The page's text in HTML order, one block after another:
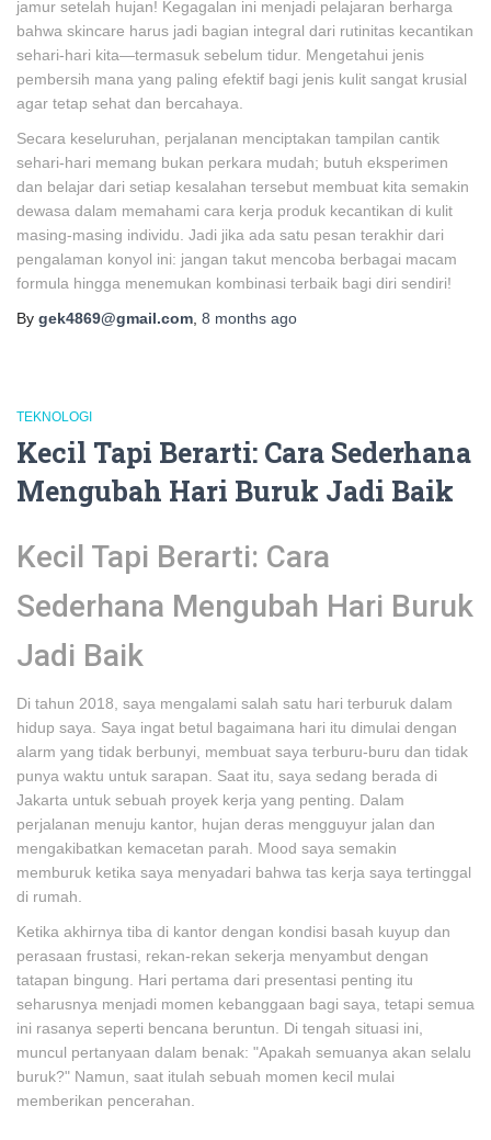
jamur setelah hujan! Kegagalan ini menjadi pelajaran berharga
bahwa skincare harus jadi bagian integral dari rutinitas kecantikan
sehari-hari kita—termasuk sebelum tidur. Mengetahui jenis
pembersih mana yang paling efektif bagi jenis kulit sangat krusial
agar tetap sehat dan bercahaya.
Secara keseluruhan, perjalanan menciptakan tampilan cantik
sehari-hari memang bukan perkara mudah; butuh eksperimen
dan belajar dari setiap kesalahan tersebut membuat kita semakin
dewasa dalam memahami cara kerja produk kecantikan di kulit
masing-masing individu. Jadi jika ada satu pesan terakhir dari
pengalaman konyol ini: jangan takut mencoba berbagai macam
formula hingga menemukan kombinasi terbaik bagi diri sendiri!
By gek4869@gmail.com 8 months ago
TEKNOLOGI
Kecil Tapi Berarti: Cara Sederhana
Mengubah Hari Buruk Jadi Baik
Kecil Tapi Berarti: Cara
Sederhana Mengubah Hari Buruk
Jadi Baik
Di tahun 2018, saya mengalami salah satu hari terburuk dalam
hidup saya. Saya ingat betul bagaimana hari itu dimulai dengan
alarm yang tidak berbunyi, membuat saya terburu-buru dan tidak
punya waktu untuk sarapan. Saat itu, saya sedang berada di
Jakarta untuk sebuah proyek kerja yang penting. Dalam
perjalanan menuju kantor, hujan deras mengguyur jalan dan
mengakibatkan kemacetan parah. Mood saya semakin
memburuk ketika saya menyadari bahwa tas kerja saya tertinggal
di rumah.
Ketika akhirnya tiba di kantor dengan kondisi basah kuyup dan
perasaan frustasi, rekan-rekan sekerja menyambut dengan
tatapan bingung. Hari pertama dari presentasi penting itu
seharusnya menjadi momen kebanggaan bagi saya, tetapi semua
ini rasanya seperti bencana beruntun. Di tengah situasi ini,
muncul pertanyaan dalam benak: "Apakah semuanya akan selalu
buruk?" Namun, saat itulah sebuah momen kecil mulai
memberikan pencerahan.